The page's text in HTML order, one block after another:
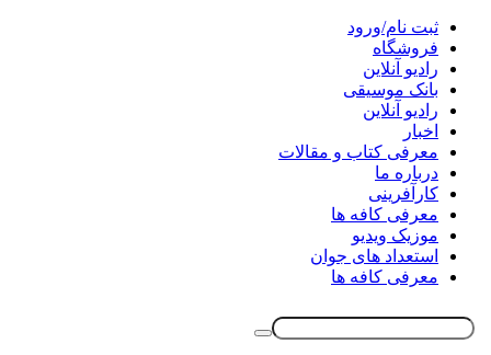
ثبت نام/ورود
فروشگاه
رادیو آنلاین
بانک موسیقی
رادیو آنلاین
اخبار
معرفی کتاب و مقالات
درباره ما
کارآفرینی
معرفی کافه ها
موزیک ویدیو
استعداد های جوان
معرفی کافه ها